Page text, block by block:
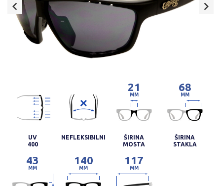
UV
400
NEFLEKSIBILNI
21
MM
ŠIRINA
MOSTA
68
MM
ŠIRINA
STAKLA
43
MM
140
MM
117
MM